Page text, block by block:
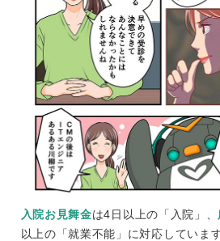
入院お見舞金は4日以上の「入院」、
以上の「就業不能」に対応していま